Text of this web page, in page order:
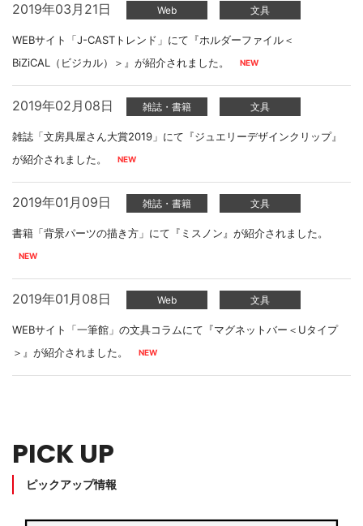
2019年03月21日 Web 文具
WEBサイト「J-CASTトレンド」にて『ホルダーファイル＜
BiZiCAL（ビジカル）＞』が紹介されました。
2019年02月08日 雑誌・書籍 文具
雑誌「文房具屋さん大賞2019」にて『ジュエリーデザインクリップ』
が紹介されました。
2019年01月09日 雑誌・書籍 文具
書籍「背景パーツの描き方」にて『ミスノン』が紹介されました。
2019年01月08日 Web 文具
WEBサイト「一筆館」の文具コラムにて『マグネットバー＜Uタイプ
＞』が紹介されました。
PICK UP
ピックアップ情報